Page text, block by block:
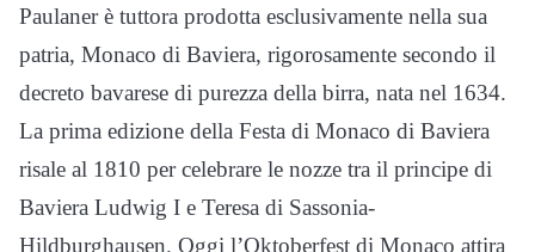
Paulaner è tuttora prodotta esclusivamente nella sua
patria, Monaco di Baviera, rigorosamente secondo il
decreto bavarese di purezza della birra, nata nel 1634.
La prima edizione della Festa di Monaco di Baviera
risale al 1810 per celebrare le nozze tra il principe di
Baviera Ludwig I e Teresa di Sassonia-
Hildburghausen. Oggi l’Oktoberfest di Monaco attira